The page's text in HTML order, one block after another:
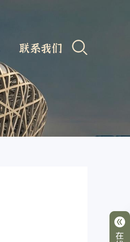
联系我们